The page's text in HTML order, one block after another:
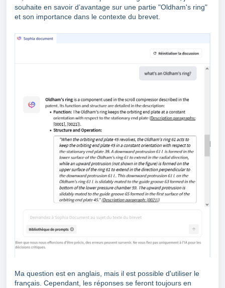
souhaite en savoir d’avantage sur une partie "Oldham's ring"
et son importance dans le contexte du brevet.
Ma question est en anglais, mais il est possible d'utiliser le
français. Cependant, les réponses se feront toujours en